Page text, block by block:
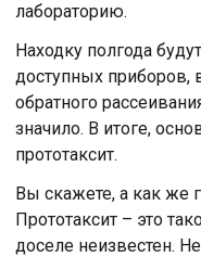
лабораторию.
Находку полгода
доступных
обратного
значило. В итоге,
прототаксит.
Вы скажете, а как же
Прототаксит – это
доселе неизвестен.